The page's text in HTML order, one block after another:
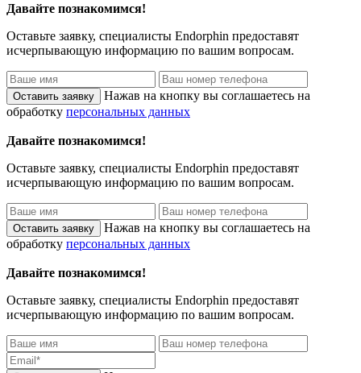
Давайте познакомимся!
Оставьте заявку, специалисты Endorphin предоставят
исчерпывающую информацию по вашим вопросам.
Нажав на кнопку вы соглашаетесь на
обработку персональных данных
Давайте познакомимся!
Оставьте заявку, специалисты Endorphin предоставят
исчерпывающую информацию по вашим вопросам.
Нажав на кнопку вы соглашаетесь на
обработку персональных данных
Давайте познакомимся!
Оставьте заявку, специалисты Endorphin предоставят
исчерпывающую информацию по вашим вопросам.